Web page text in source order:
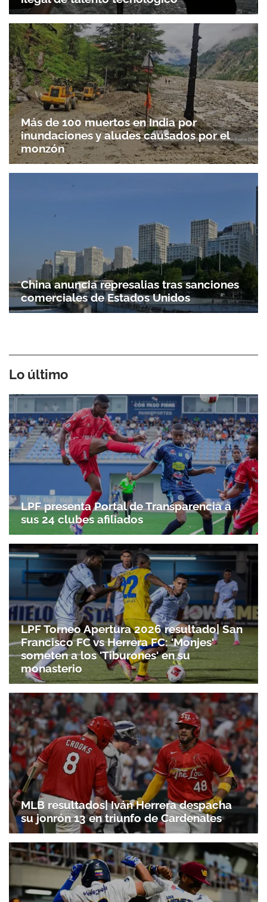
Más de 100 muertos en India por
inundaciones y aludes causados por el
monzón
China anuncia represalias tras sanciones
comerciales de Estados Unidos
Lo último
LPF presenta Portal de Transparencia a
sus 24 clubes afiliados
LPF Torneo Apertura 2026 resultado| San
Francisco FC vs Herrera FC: 'Monjes'
someten a los 'Tiburones' en su
monasterio
MLB resultados| Iván Herrera despacha
su jonrón 13 en triunfo de Cardenales